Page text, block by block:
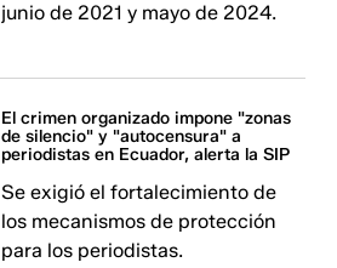
junio de 2021 y mayo de 2024.
El crimen organizado impone "zonas
de silencio" y "autocensura" a
periodistas en Ecuador, alerta la SIP
Se exigió el fortalecimiento de
los mecanismos de protección
para los periodistas.